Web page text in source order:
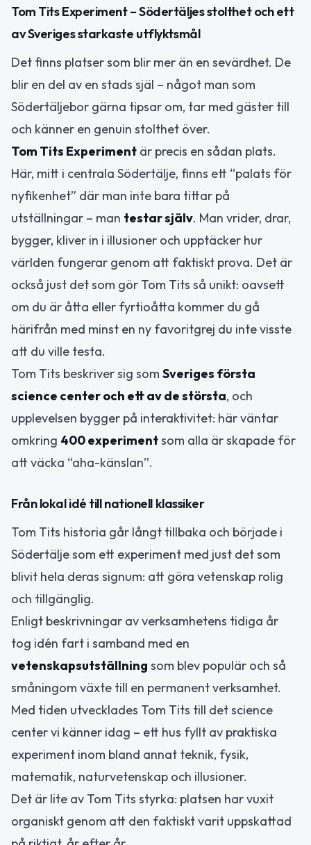
Tom Tits Experiment – Södertäljes stolthet och ett
av Sveriges starkaste utflyktsmål
Det finns platser som blir mer än en sevärdhet. De
blir en del av en stads själ – något man som
Södertäljebor gärna tipsar om, tar med gäster till
och känner en genuin stolthet över.
Tom Tits Experiment är precis en sådan plats.
Här, mitt i centrala Södertälje, finns ett “palats för
nyfikenhet” där man inte bara tittar på
utställningar – man testar själv. Man vrider, drar,
bygger, kliver in i illusioner och upptäcker hur
världen fungerar genom att faktiskt prova. Det är
också just det som gör Tom Tits så unikt: oavsett
om du är åtta eller fyrtioåtta kommer du gå
härifrån med minst en ny favoritgrej du inte visste
att du ville testa.
Tom Tits beskriver sig som Sveriges första
science center och ett av de största, och
upplevelsen bygger på interaktivitet: här väntar
omkring 400 experimentsom alla är skapade för
att väcka “aha-känslan”.
Från lokal idé till nationell klassiker
Tom Tits historia går långt tillbaka och började i
Södertälje som ett experiment med just det som
blivit hela deras signum: att göra vetenskap rolig
och tillgänglig.
Enligt beskrivningar av verksamhetens tidiga år
tog idén fart i samband med en
vetenskapsutställning som blev populär och så
småningom växte till en permanent verksamhet.
Med tiden utvecklades Tom Tits till det science
center vi känner idag – ett hus fyllt av praktiska
experiment inom bland annat teknik, fysik,
matematik, naturvetenskap och illusioner.
Det är lite av Tom Tits styrka: platsen har vuxit
organiskt genom att den faktiskt varit uppskattad